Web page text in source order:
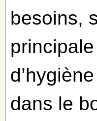
besoins,
dans le